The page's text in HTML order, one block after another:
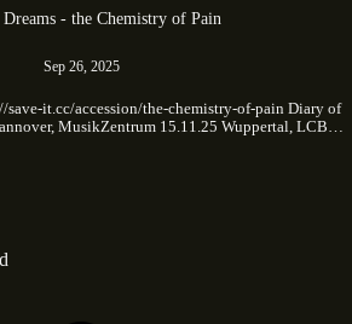
- the Chemistry of Pain
Sep 26, 2025
save-it.cc/accession/the-chemistry-of-pain Diary of
MusikZentrum 15.11.25 Wuppertal, LCB…